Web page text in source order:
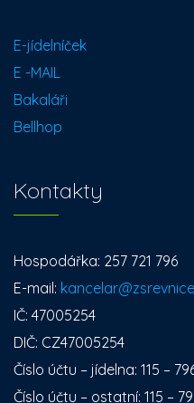
E-jídelníček
E -MAIL
Bakaláři
Bellhop
Kontakty
Hospodářka: 257 721 796
E-mail:
IČ: 47005254
DIČ: CZ47005254
Číslo účtu – jídelna: 115 –
Číslo účtu – ostatní: 115 –